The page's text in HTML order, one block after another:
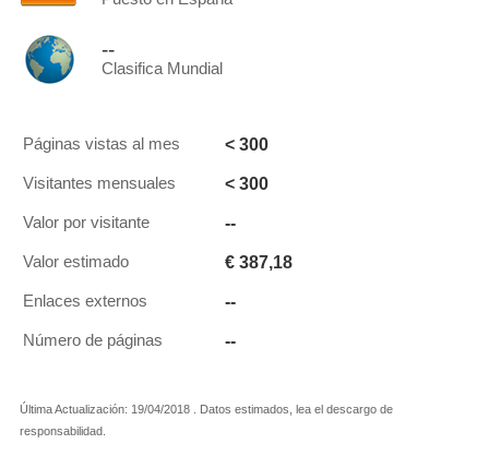
--
Clasifica Mundial
Páginas vistas al mes < 300
Visitantes mensuales < 300
Valor por visitante --
Valor estimado € 387,18
Enlaces externos --
Número de páginas --
Última Actualización: 19/04/2018 . Datos estimados, lea el descargo de
responsabilidad.